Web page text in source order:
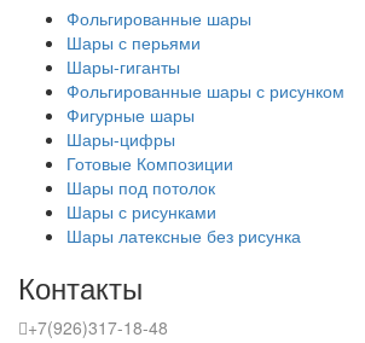
Фольгированные шары
Шары с перьями
Шары-гиганты
Фольгированные шары с рисунком
Фигурные шары
Шары-цифры
Готовые Композиции
Шары под потолок
Шары с рисунками
Шары латексные без рисунка
Контакты
+7(926)317-18-48